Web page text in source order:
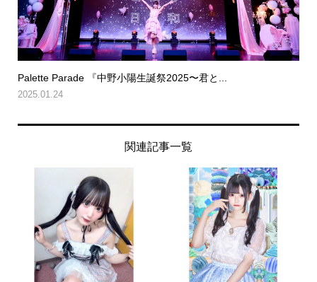
Palette Parade 『中野小陽生誕祭2025〜君と...
2025.01.24
関連記事一覧